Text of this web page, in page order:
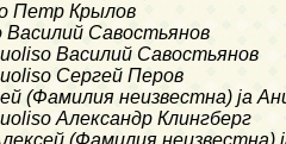
Петр Крылов
Василий Савостьянов
Василий Савостьянов
Сергей Перов
(Фамилия неизвестна) ja
Александр Клингберг
(Фамилия неизвестна)